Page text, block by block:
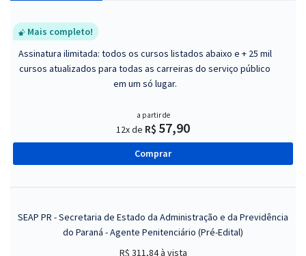
Mais completo!
Assinatura ilimitada: todos os cursos listados abaixo e + 25 mil
cursos atualizados para todas as carreiras do serviço público
em um só lugar.
a partir de
12x de R$ 57,90
Comprar
SEAP PR - Secretaria de Estado da Administração e da Previdência
do Paraná - Agente Penitenciário (Pré-Edital)
R$ 311,84à vista